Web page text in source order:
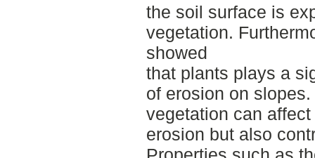
the soil surface is
vegetation.
showed
that plants plays a
of erosion on
vegetation can
erosion but also